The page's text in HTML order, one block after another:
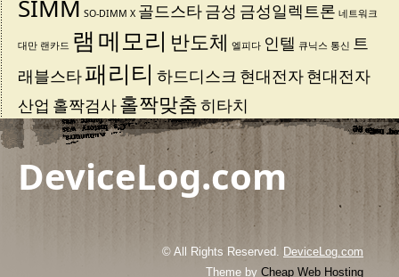
SIMM SO-DIMM X 골드스타금성 금성일렉트론 네트워크
대만 랜카드 램메모리 반도체 엘피다 인텔 큐닉스 통신 트
래블스타패리티 하드디스크 현대전자현대전자
산업 홀짝검사홀짝맞춤히타치
DeviceLog.com
© All Rights Reserved. DeviceLog.com
Theme by Cheap Web Hosting